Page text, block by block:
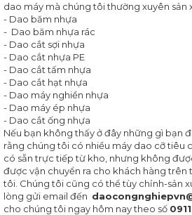
Các
hình
thức
gia
công
cơ
khí
chính
xác
Dao
cắt
công
nghiệp
thực
phẩm
dao máy mà chúng tôi thường xuyên sản
- Dao băm nhựa
- Dao băm nhựa rác
- Dao cắt sợi nhựa
- Dao cắt nhựa PE
- Dao cắt tấm nhựa
- Dao cắt hạt nhựa
- Dao máy nghiền nhựa
- Dao máy ép nhựa
- Dao cắt ống nhựa
Nếu bạn không thấy ở đây những gì bạn
rằng chúng tôi có nhiều máy dao cỡ tiêu
có sẵn trực tiếp từ kho, nhưng không
được vận chuyển ra cho khách hàng trên
tôi. Chúng tôi cũng có thể tùy chỉnh-sản
lòng gửi email đến
cho chúng tôi ngay hôm nay theo số